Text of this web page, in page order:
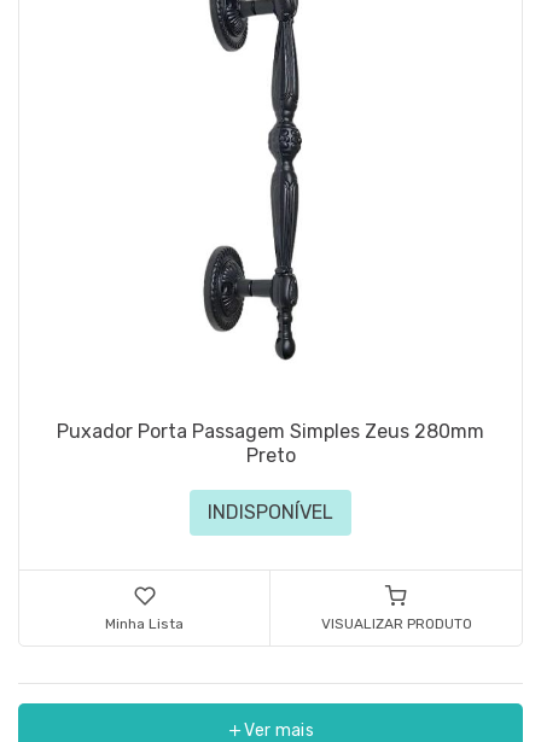
Puxador Porta Passagem Simples Zeus 280mm
Preto
INDISPONÍVEL
Minha Lista VISUALIZAR PRODUTO
Ver mais